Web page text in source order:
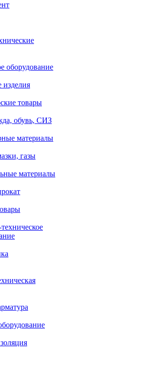
оборудование
изделия
товары
обувь, СИЗ
материалы
газы
материалы